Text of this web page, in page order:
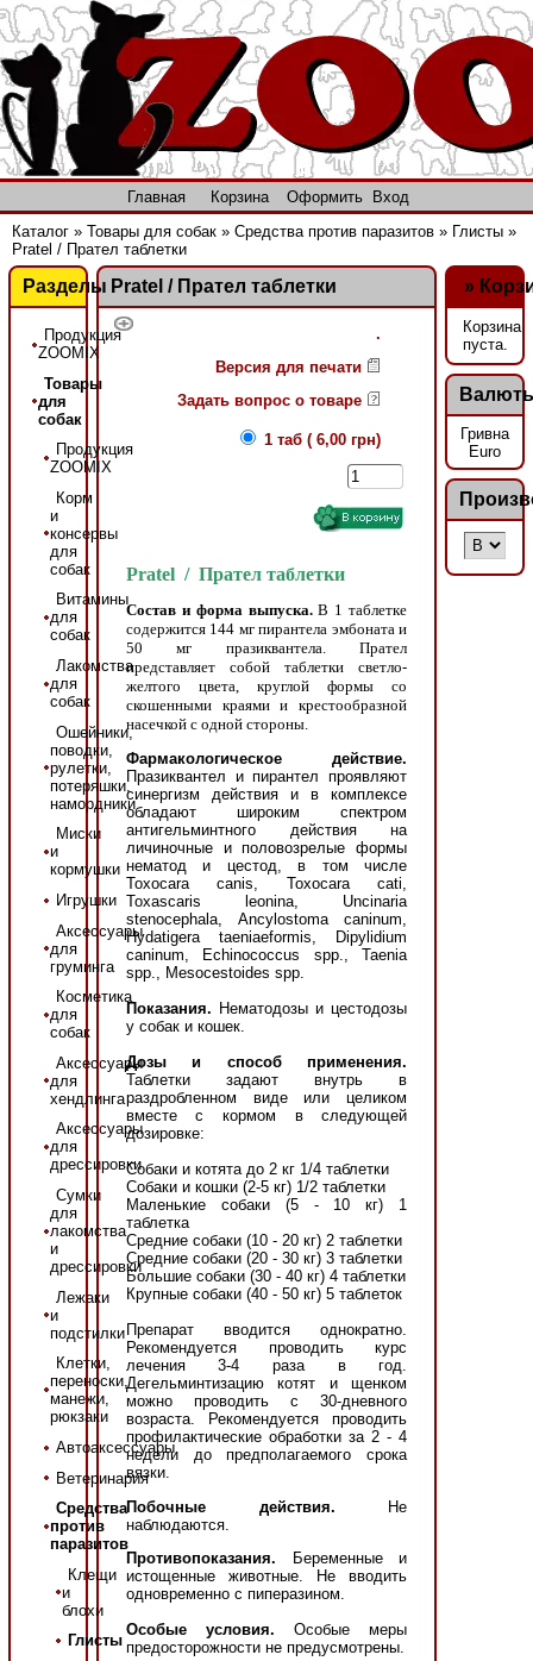
Главная Корзина Оформить
Вход
Каталог » Товары для собак » Средства против паразитов » Глисты »
Pratel / Прател таблетки
Pratel / Прател таблетки
.
Версия для печати
Задать вопрос о товаре
1 таб ( 6,00 грн)
Pratel / Прател таблетки
Состав и форма выпуска.В 1 таблетке
содержится 144 мг пирантела эмбоната и
50 мг празиквантела. Прател
представляет собой таблетки светло-
желтого цвета, круглой формы со
скошенными краями и крестообразной
насечкой с одной стороны.
Фармакологическое действие.
Празиквантел и пирантел проявляют
синергизм действия и в комплексе
обладают широким спектром
антигельминтного действия на
личиночные и половозрелые формы
нематод и цестод, в том числе
Toxocara canis, Toxocara cati,
Toxascaris leonina, Uncinaria
stenocephala, Ancylostoma caninum,
Hydatigera taeniaeformis, Dipylidium
caninum, Echinococcus spp., Taenia
spp., Mesocestoides spp.
Показания. Нематодозы и цестодозы
у собак и кошек.
Дозы и способ применения.
Таблетки задают внутрь в
раздробленном виде или целиком
вместе с кормом в следующей
дозировке:
Собаки и котята до 2 кг 1/4 таблетки
Собаки и кошки (2-5 кг) 1/2 таблетки
Маленькие собаки (5 - 10 кг) 1
таблетка
Средние собаки (10 - 20 кг) 2 таблетки
Средние собаки (20 - 30 кг) 3 таблетки
Большие собаки (30 - 40 кг) 4 таблетки
Крупные собаки (40 - 50 кг) 5 таблеток
Препарат вводится однократно.
Рекомендуется проводить курс
лечения 3-4 раза в год.
Дегельминтизацию котят и щенком
можно проводить с 30-дневного
возраста. Рекомендуется проводить
профилактические обработки за 2 - 4
недели до предполагаемого срока
вязки.
Побочные действия. Не
наблюдаются.
Противопоказания. Беременные и
истощенные животные. Не вводить
одновременно с пиперазином.
Особые условия. Особые меры
предосторожности не предусмотрены.
Разделы
Продукция
ZOOMIX
Товары
для
собак
Продукция
ZOOMIX
Корм
и
консервы
для
собак
Витамины
для
собак
Лакомства
для
собак
Ошейники,
поводки,
рулетки,
потеряшки,
намордники
Миски
и
кормушки
Игрушки
Аксессуары
для
груминга
Косметика
для
собак
Аксессуары
для
хендлинга
Аксессуары
для
дрессировки
Сумки
для
лакомства
и
дрессировки
Лежаки
и
подстилки
Клетки,
переноски,
манежи,
рюкзаки
Автоаксессуары
Ветеринария
Средства
против
паразитов
Клещи
и
блохи
Глисты
»
Корзина
пуста.
Гривна
Euro